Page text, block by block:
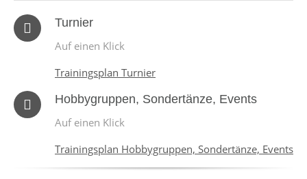
Turnier
Auf einen Klick
Trainingsplan Turnier
Hobbygruppen, Sondertänze, Events
Auf einen Klick
Trainingsplan Hobbygruppen, Sondertänze, Events